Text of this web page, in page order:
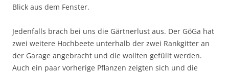
Blick aus dem Fenster.
Jedenfalls brach bei uns die Gärtnerlust aus. Der GöGa hat
zwei weitere Hochbeete unterhalb der zwei Rankgitter an
der Garage angebracht und die wollten gefüllt werden.
Auch ein paar vorherige Pflanzen zeigten sich und die